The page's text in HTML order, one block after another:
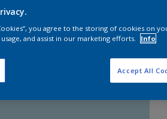
you agree to the storing of cookies on
and assist in our marketing efforts.
Info
Accept All